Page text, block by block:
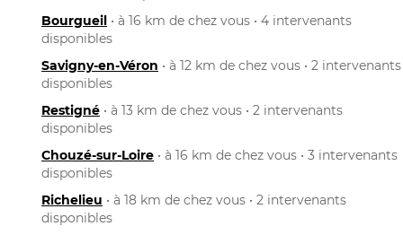
Bourgueil • à 16 km de chez vous • 4 intervenants
disponibles
Savigny-en-Véron • à 12 km de chez vous • 2 intervenants
disponibles
Restigné • à 13 km de chez vous • 2 intervenants
disponibles
Chouzé-sur-Loire • à 16 km de chez vous • 3 intervenants
disponibles
Richelieu • à 18 km de chez vous • 2 intervenants
disponibles